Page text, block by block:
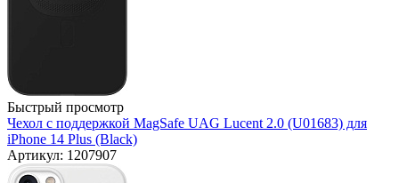
Быстрый просмотр
Чехол с поддержкой MagSafe UAG Lucent 2.0 (U01683) для
iPhone 14 Plus (Black)
Артикул: 1207907